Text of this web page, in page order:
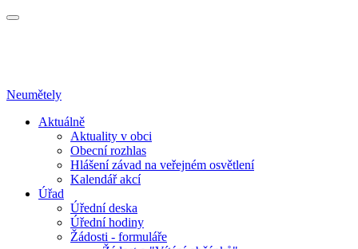
Neumětely
Aktuálně
Aktuality v obci
Obecní rozhlas
Hlášení závad na veřejném osvětlení
Kalendář akcí
Úřad
Úřední deska
Úřední hodiny
Žádosti - formuláře